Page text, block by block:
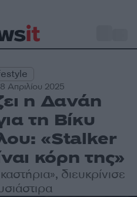
Απριλίου 2025
η Δανάη
τη Βίκυ
«Stalker
κόρη της»
διευκρίνισε